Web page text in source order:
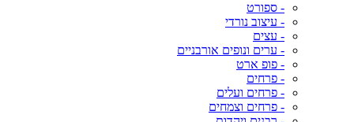
- ספורט
- עיצוב נורדי
- עצים
- ערים ונופים אורבניים
- פופ ארט
- פרחים
- פרחים ועלים
- פרחים וצמחים